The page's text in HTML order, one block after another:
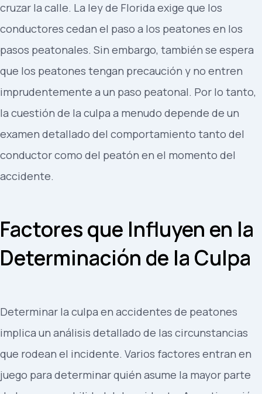
cruzar la calle. La ley de Florida exige que los
conductores cedan el paso a los peatones en los
pasos peatonales. Sin embargo, también se espera
que los peatones tengan precaución y no entren
imprudentemente a un paso peatonal. Por lo tanto,
la cuestión de la culpa a menudo depende de un
examen detallado del comportamiento tanto del
conductor como del peatón en el momento del
accidente.
Factores que Influyen en la
Determinación de la Culpa
Determinar la culpa en accidentes de peatones
implica un análisis detallado de las circunstancias
que rodean el incidente. Varios factores entran en
juego para determinar quién asume la mayor parte